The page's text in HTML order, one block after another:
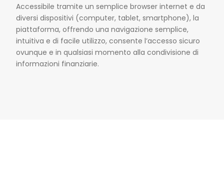
Accessibile tramite un semplice browser internet e da
diversi dispositivi (computer, tablet, smartphone), la
piattaforma, offrendo una navigazione semplice,
intuitiva e di facile utilizzo, consente l’accesso sicuro
ovunque e in qualsiasi momento alla condivisione di
informazioni finanziarie.